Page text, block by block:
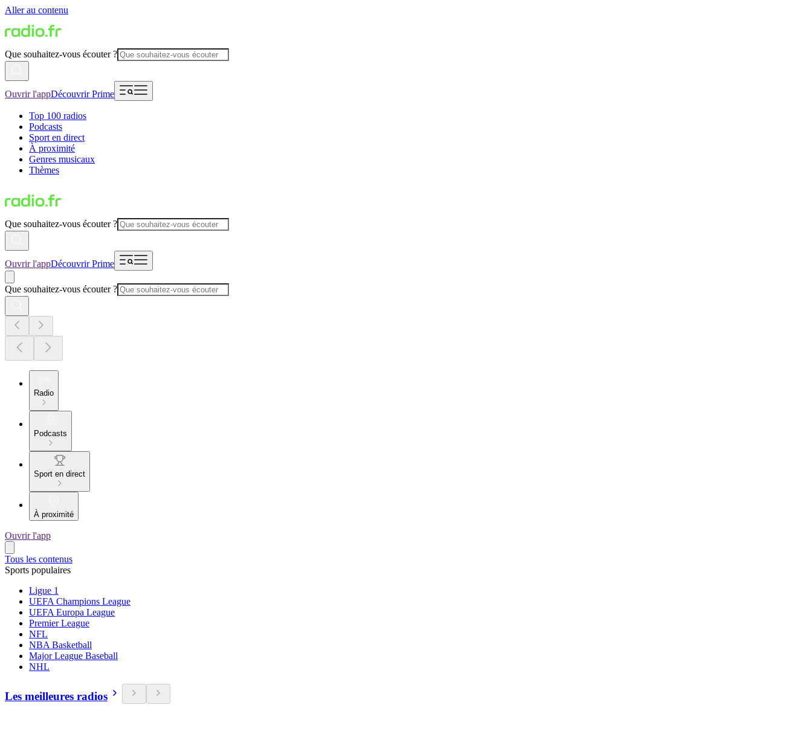
Aller au contenu
Que souhaitez-vous écouter ?
Ouvrir l'appDécouvrir Prime
Top 100 radios
Podcasts
Sport en direct
À proximité
Genres musicaux
Thèmes
Que souhaitez-vous écouter ?
Ouvrir l'appDécouvrir Prime
Que souhaitez-vous écouter ?
Radio
Podcasts
Sport en direct
À proximité
Ouvrir l'app
Tous les contenus
Sports populaires
Ligue 1
UEFA Champions League
UEFA Europa League
Premier League
NFL
NBA Basketball
Major League Baseball
NHL
Les meilleures radios